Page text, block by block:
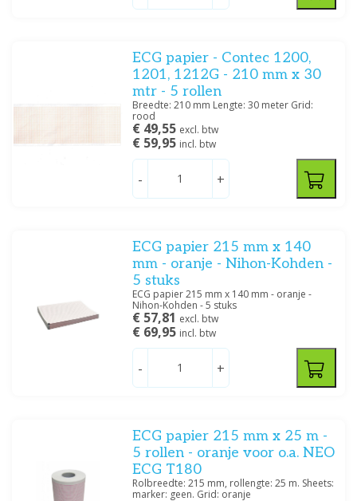
ECG papier - Contec 1200,
1201, 1212G - 210 mm x 30
mtr - 5 rollen
Breedte: 210 mm Lengte: 30 meter Grid:
rood
€ 49,55 excl. btw
€ 59,95 incl. btw
- +
ECG papier 215 mm x 140
mm - oranje - Nihon-Kohden -
5 stuks
ECG papier 215 mm x 140 mm - oranje -
Nihon-Kohden - 5 stuks
€ 57,81 excl. btw
€ 69,95 incl. btw
- +
ECG papier 215 mm x 25 m -
5 rollen - oranje voor o.a. NEO
ECG T180
Rolbreedte: 215 mm, rollengte: 25 m. Sheets:
marker: geen. Grid: oranje